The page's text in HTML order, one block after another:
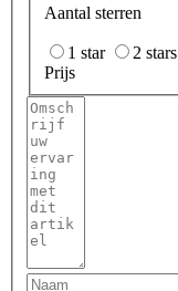
Aantal sterren
1 star 2 stars
Prijs